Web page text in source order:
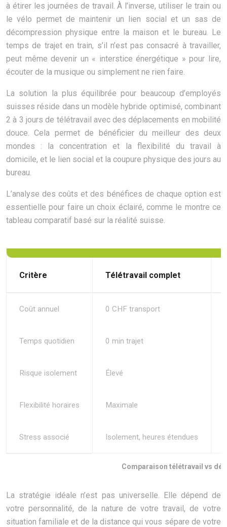
à étirer les journées de travail. À l’inverse, utiliser le train ou
le vélo permet de maintenir un lien social et un sas de
décompression physique entre la maison et le bureau. Le
temps de trajet en train, s’il n’est pas consacré à travailler,
peut même devenir un « interstice énergétique » pour lire,
écouter de la musique ou simplement ne rien faire.
La solution la plus équilibrée pour beaucoup d’employés
suisses réside dans un modèle hybride optimisé, combinant
2 à 3 jours de télétravail avec des déplacements en mobilité
douce. Cela permet de bénéficier du meilleur des deux
mondes : la concentration et la flexibilité du travail à
domicile, et le lien social et la coupure physique des jours au
bureau.
L’analyse des coûts et des bénéfices de chaque option est
essentielle pour faire un choix éclairé, comme le montre ce
tableau comparatif basé sur la réalité suisse.
Comparaison télétravail vs
Critère Télétravail complet
Coût annuel 0 CHF transport
Temps quotidien 0 min trajet
Risque isolement Élevé
Flexibilité horaires Maximale
Stress associé Isolement, heures étendues
La stratégie idéale n’est pas universelle. Elle dépend de
votre personnalité, de la nature de votre travail, de votre
situation familiale et de la distance qui vous sépare de votre